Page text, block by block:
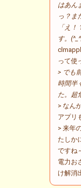
はあん
っ？ま
「え
す。
って使
> でも
時間半
た。超
> なん
アプリ
> 来年
たしか
ですね
電力お
け解消